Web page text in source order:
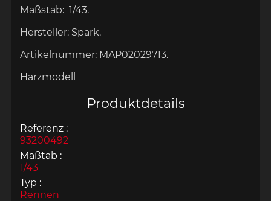
Maßstab: 1/43.
Hersteller: Spark.
Artikelnummer: MAP02029713.
Harzmodell
Produktdetails
Referenz :
93200492
Maßtab :
1/43
Typ :
Rennen